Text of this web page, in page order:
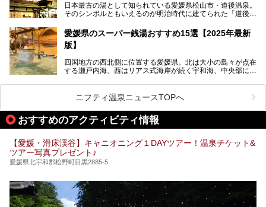
ト。今回はニフティ温泉ライターである筆者自ら宿泊し、名
物の大露天風呂「翠明の湯」の全浴槽をご紹介。また、パブ
その魅力をご紹介します！
日本最古の湯として知られている愛媛県松山市・道後温泉。
そのシンボルともいえるのが明治時代に建てられた「道後温
いた保存修理工事が終わり、いよいよ2024年7月11日から
全館営業再開となります。
愛媛県のスーパー銭湯おすすめ15選【2025年最新
版】
四国地方の西北側に位置する愛媛県。北は大小の島々が点在
する瀬戸内海、西はリアス式海岸が続く宇和海、中央部には
な自然と、温暖な気候が魅力の県です。
日本最古の温泉といわれる道後温泉を筆頭に、多くの温泉が
ある愛媛県は、スーパー銭湯も豊富です。中には、中四国地
方を代表する人気の施設も。今回は、愛媛県の誇るスーパー
銭湯をピックアップしました。
ニフティ温泉ニュースTOPへ
おすすめのアクティビティ情報
【愛媛・滑床渓谷】キャニオニング１DAYツアー！温泉チケット&
ツアー写真プレゼント♪
愛媛県北宇和郡松野町目黒2885-5